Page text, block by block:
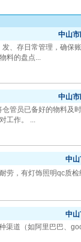
中山
、存日常管理，确保
料的盘点...
中山
管员已备好的物料及
工作。 ...
中
劳，有灯饰照明qc质
中
渠道（如阿里巴巴、